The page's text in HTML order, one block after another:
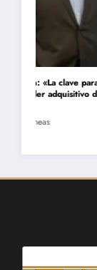
Daniel
energético
01/07/2026